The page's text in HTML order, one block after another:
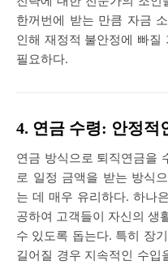
한꺼번에 받는 만큼 자금
인해 재정적 불안정에 빠질
필요하다.
4. 연금 수령: 안정적
연금 방식으로 퇴직연금을
로 일정 금액을 받는 방식
는 데 매우 유리하다. 하나
공하여 고객들이 자신의 생
수 있도록 돕는다. 특히 장
길어질 경우 지속적인 수